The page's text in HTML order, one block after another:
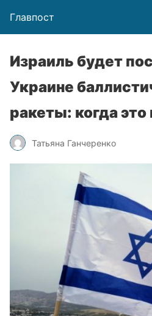
Главпост
Израиль будет
Украине
ракеты: когда
Татьяна Ганчеренко